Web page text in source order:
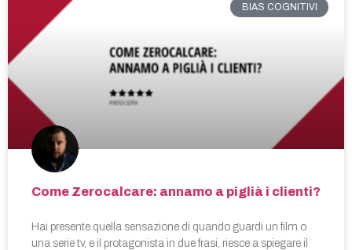
BIAS COGNITIVI
Come Zerocalcare: annamo a piglià i clienti?
Hai presente quella sensazione di quando guardi un film o
una serie tv, e il protagonista in due frasi, riesce a spiegare il